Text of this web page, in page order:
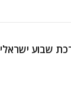
שבוע ישראלי